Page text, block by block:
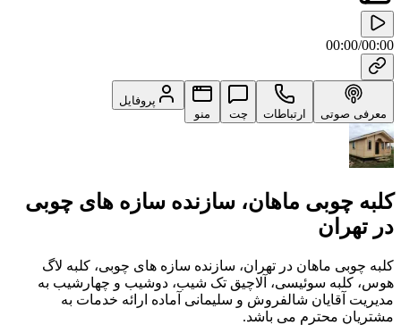
00:00/00:00
معرفی صوتی ارتباطات چت منو
پروفایل
کلبه چوبی ماهان، سازنده سازه های چوبی
در تهران
کلبه چوبی ماهان در تهران، سازنده سازه های چوبی، کلبه لاگ
هوس، کلبه سوئیسی، آلاچیق تک شیب، دوشیب و چهارشیب به
مدیریت آقایان شالفروش و سلیمانی آماده ارائه خدمات به
مشتریان محترم می باشد.